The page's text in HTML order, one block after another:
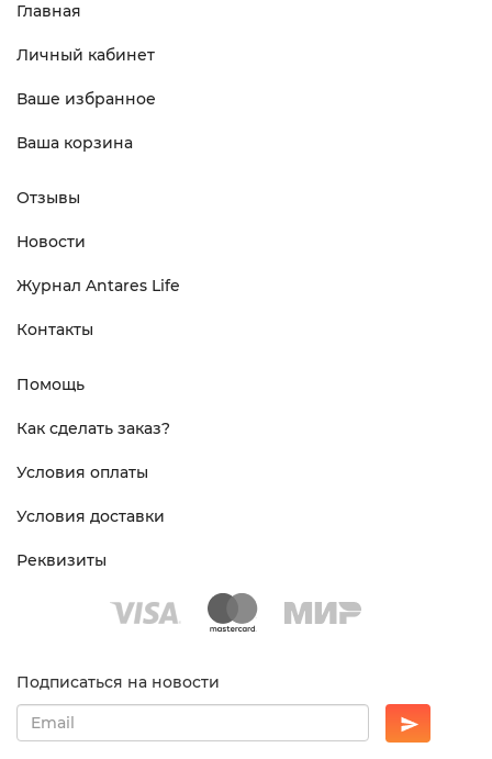
Главная
Личный кабинет
Ваше избранное
Ваша корзина
Отзывы
Новости
Журнал Antares Life
Контакты
Помощь
Как сделать заказ?
Условия оплаты
Условия доставки
Реквизиты
Подписаться на новости